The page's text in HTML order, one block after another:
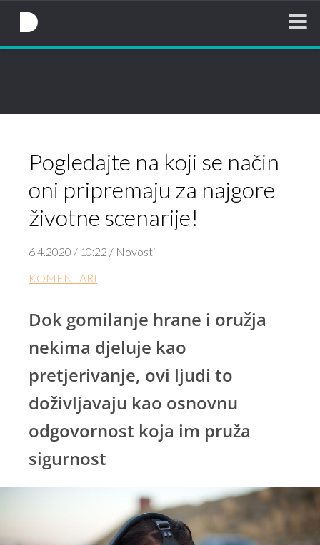
Pogledajte na koji se način
oni pripremaju za najgore
životne scenarije!
6.4.2020 / 10:22 / Novosti
KOMENTARI
Dok gomilanje hrane i oružja
nekima djeluje kao
pretjerivanje, ovi ljudi to
doživljavaju kao osnovnu
odgovornost koja im pruža
sigurnost